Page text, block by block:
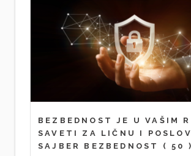
BEZBEDNOST JE U VAŠIM
SAVETI ZA LIČNU I
SAJBER BEZBEDNOST
( 50 )